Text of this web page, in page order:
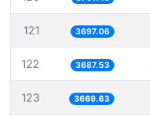
121 3697.06
122 3687.53
123 3669.63